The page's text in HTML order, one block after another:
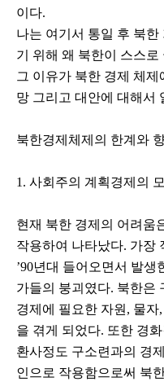
이다.
나는 여기서 통일 후 북한
기 위해 왜 북한이 스스
그 이유가 북한 경제 체
망 그리고 대안에 대해서
북한경제체제의 한계와
1. 사회주의 계획경제의
현재 북한 경제의 어려움
작용하여 나타났다. 가장
’90년대 들어오면서 발
가들의 붕괴였다. 북한은
경제에 필요한 자원, 물
을 겪게 되었다. 또한 경
환사정도 구소련과의 경
인으로 작용함으로써 북